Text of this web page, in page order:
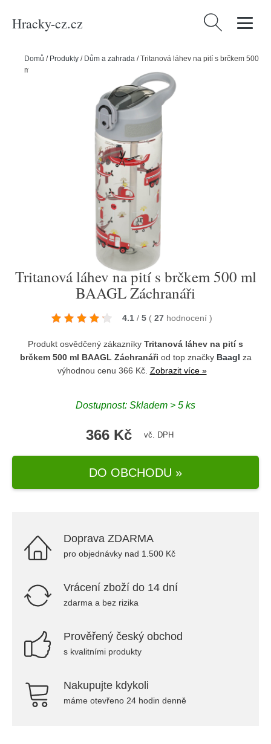
Hracky-cz.cz Vyhledávání
Domů / Produkty / Dům a zahrada /Tritanová láhev na pití s brčkem 500
ml BAAGL Záchranáři
Tritanová láhev na pití s brčkem 500 ml
BAAGL Záchranáři
4.1 / 5 ( 27 hodnocení )
Produkt osvědčený zákazníky Tritanová láhev na pití s
brčkem 500 ml BAAGL Záchranáři od top značky Baagl za
výhodnou cenu 366 Kč. Zobrazit více »
Dostupnost: Skladem > 5 ks
366 Kč vč. DPH
DO OBCHODU »
Doprava ZDARMA
pro objednávky nad 1.500 Kč
Vrácení zboží do 14 dní
zdarma a bez rizika
Prověřený český obchod
s kvalitními produkty
Nakupujte kdykoli
máme otevřeno 24 hodin denně